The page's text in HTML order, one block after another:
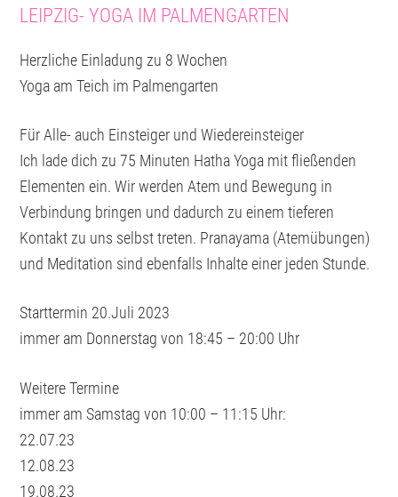
LEIPZIG- YOGA IM PALMENGARTEN
Herzliche Einladung zu 8 Wochen
Yoga am Teich im Palmengarten
Für Alle- auch Einsteiger und Wiedereinsteiger
Ich lade dich zu 75 Minuten Hatha Yoga mit fließenden
Elementen ein. Wir werden Atem und Bewegung in
Verbindung bringen und dadurch zu einem tieferen
Kontakt zu uns selbst treten. Pranayama (Atemübungen)
und Meditation sind ebenfalls Inhalte einer jeden Stunde.
Starttermin 20.Juli 2023
immer am Donnerstag von 18:45 – 20:00 Uhr
Weitere Termine
immer am Samstag von 10:00 – 11:15 Uhr:
22.07.23
12.08.23
19.08.23